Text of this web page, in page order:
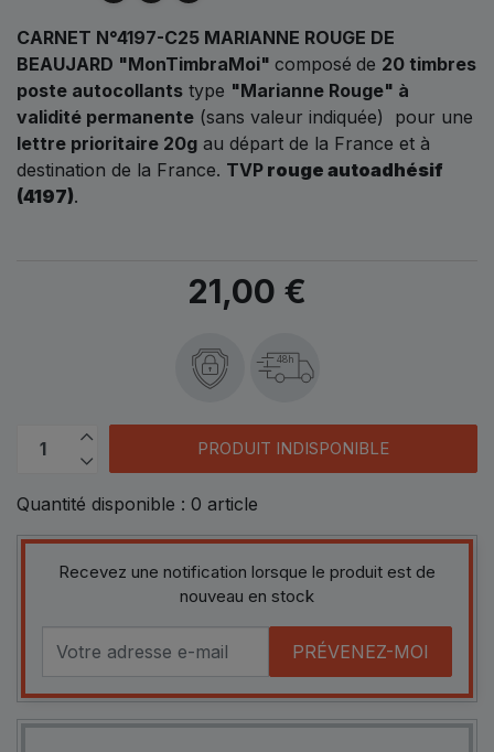
CARNET N°4197-C25 MARIANNE ROUGE DE
BEAUJARD "MonTimbraMoi" composé de 20 timbres
poste autocollants type "Marianne Rouge" à
validité permanente (sans valeur indiquée) pour une
lettre prioritaire 20g au départ de la France et à
destination de la France. TVP rouge autoadhésif
(4197).
21,00 €
48h
PRODUIT INDISPONIBLE
Quantité disponible : 0 article
Recevez une notification lorsque le produit est de
nouveau en stock
PRÉVENEZ-MOI